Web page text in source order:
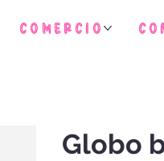
Comercio
Globo